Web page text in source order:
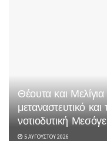
Θέουτα και
μεταναστευτικό
νοτιοδυτική
5 ΑΥΓΟΎΣΤΟΥ 2026